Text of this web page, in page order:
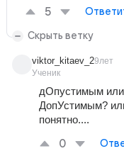
5
Скрыть ветку
viktor_kitaev_2
Ученик
9лет
дОпустимым или
ДопУстимым?
понятно....
0